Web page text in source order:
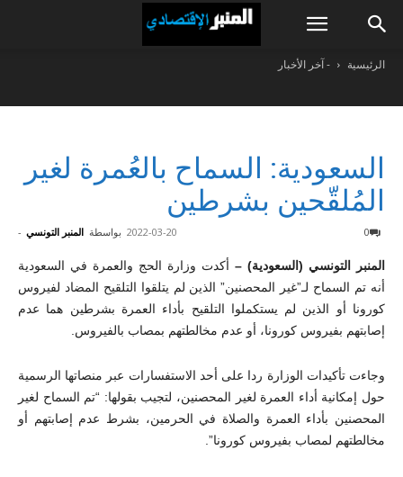
الرئيسية - آخر الأخبار
السعودية: السماح بالعُمرة لغير
المُلقّحين بشرطين
بواسطة المنبر التونسي - 2022-03-20 0
المنبر التونسي (السعودية) – أكدت وزارة الحج والعمرة في السعودية
أنه تم السماح لـ”غير المحصنين” الذين لم يتلقوا التلقيح المضاد لفيروس
كورونا أو الذين لم يستكملوا التلقيح بأداء العمرة بشرطين هما عدم
إصابتهم بفيروس كورونا، أو عدم مخالطتهم بمصاب بالفيروس.
وجاءت تأكيدات الوزارة ردا على أحد الاستفسارات عبر منصاتها الرسمية
حول إمكانية أداء العمرة لغير المحصنين، لتجيب بقولها: “تم السماح لغير
المحصنين بأداء العمرة والصلاة في الحرمين، بشرط عدم إصابتهم أو
مخالطتهم لمصاب بفيروس كورونا”.